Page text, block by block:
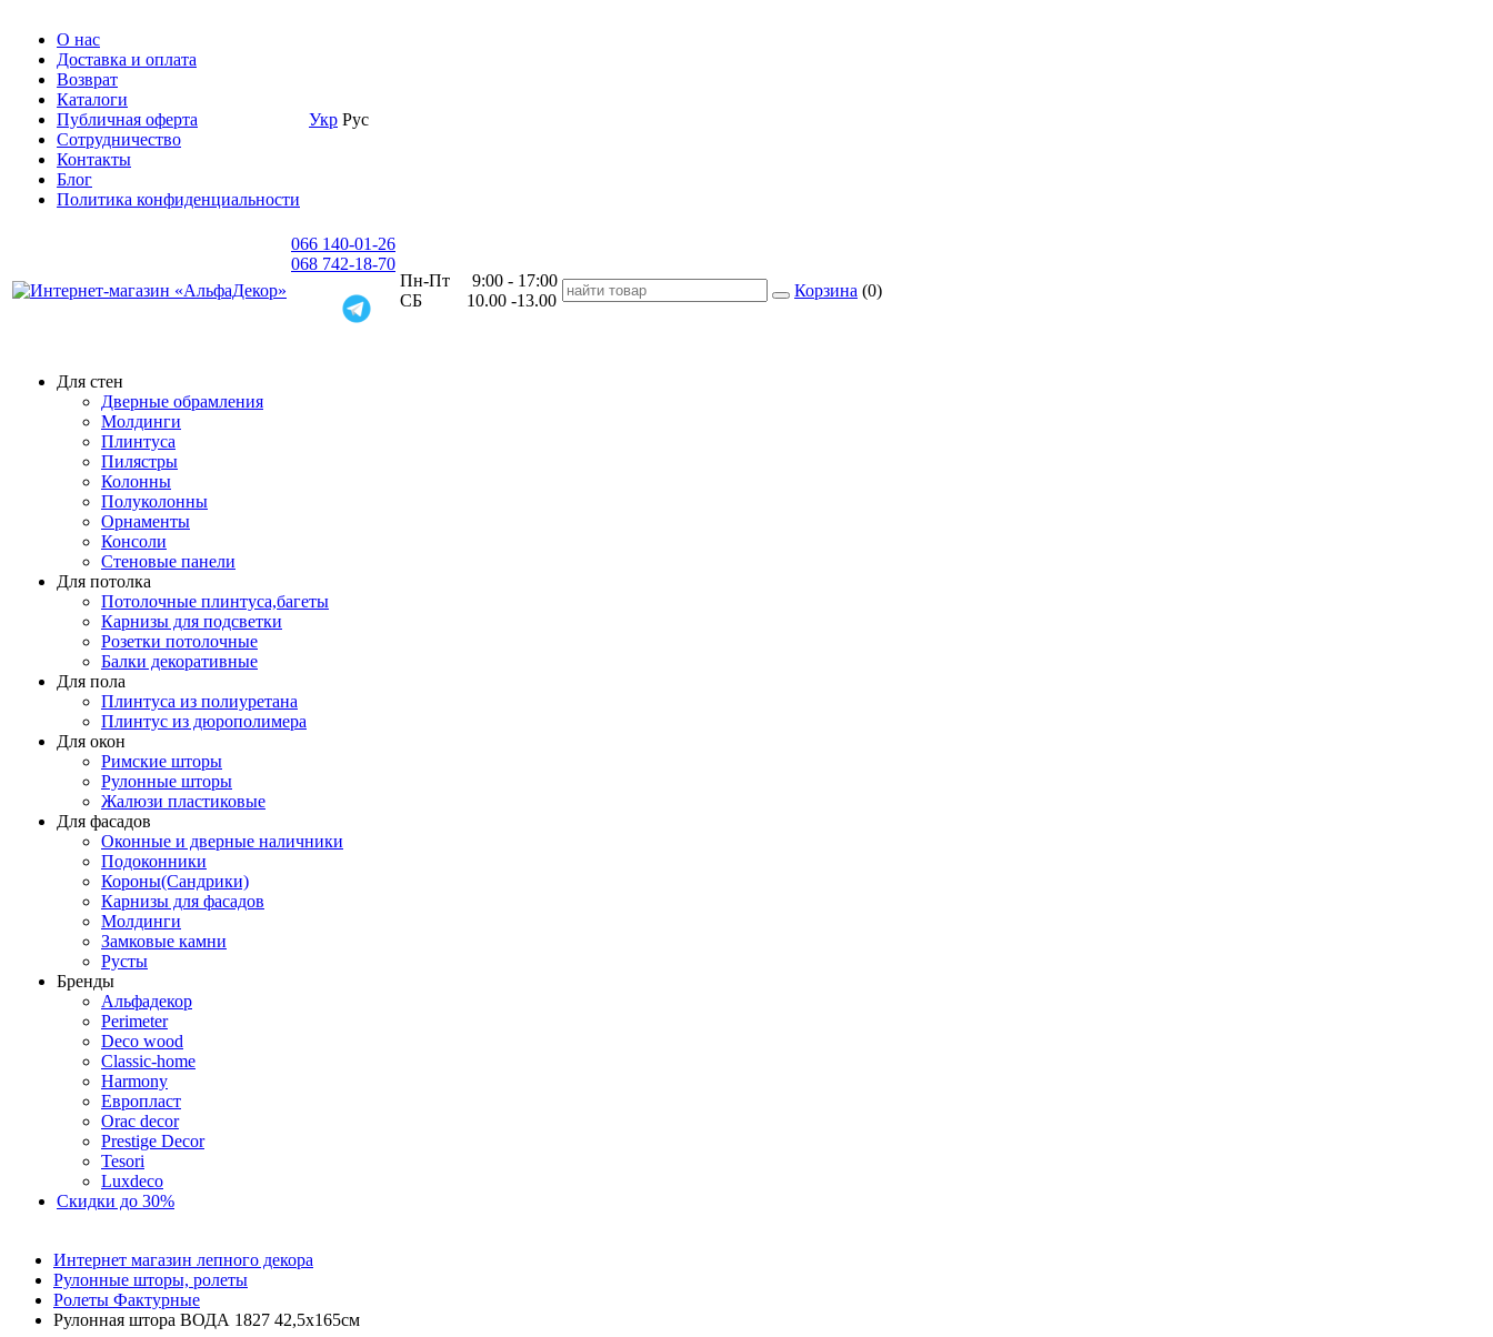
О нас
Доставка и оплата
Возврат
Каталоги
Публичная оферта
Сотрудничество
Контакты
Блог
Политика конфиденциальности
Укр Рус
066 140-01-26
068 742-18-70
Пн-Пт 9:00 - 17:00
СБ 10.00 -13.00
Корзина (0)
Для стен
Дверные обрамления
Молдинги
Плинтуса
Пилястры
Колонны
Полуколонны
Орнаменты
Консоли
Стеновые панели
Для потолка
Потолочные плинтуса,багеты
Карнизы для подсветки
Розетки потолочные
Балки декоративные
Для пола
Плинтуса из полиуретана
Плинтус из дюрополимера
Для окон
Римские шторы
Рулонные шторы
Жалюзи пластиковые
Для фасадов
Оконные и дверные наличники
Подоконники
Короны(Сандрики)
Карнизы для фасадов
Молдинги
Замковые камни
Русты
Бренды
Альфадекор
Perimeter
Deco wood
Classic-home
Harmony
Европласт
Orac decor
Prestige Decor
Tesori
Luxdeco
Скидки до 30%
Интернет магазин лепного декора
Рулонные шторы, ролеты
Ролеты Фактурные
Рулонная штора ВОДА 1827 42,5х165см